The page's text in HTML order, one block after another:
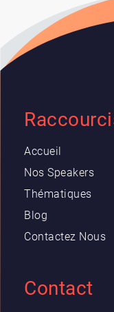
Accueil
Nos Speakers
Thématiques
Blog
Contactez Nous
Contact